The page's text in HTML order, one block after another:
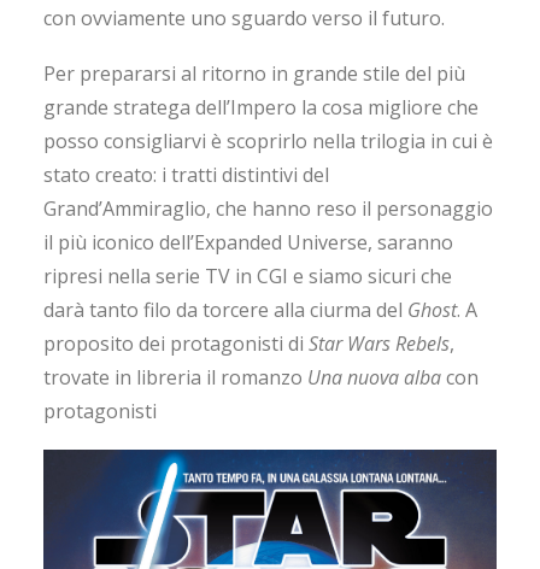
con ovviamente uno sguardo verso il futuro.
Per prepararsi al ritorno in grande stile del più
grande stratega dell’Impero la cosa migliore che
posso consigliarvi è scoprirlo nella trilogia in cui è
stato creato: i tratti distintivi del
Grand’Ammiraglio, che hanno reso il personaggio
il più iconico dell’Expanded Universe, saranno
ripresi nella serie TV in CGI e siamo sicuri che
darà tanto filo da torcere alla ciurma del Ghost. A
proposito dei protagonisti di Star Wars Rebels,
trovate in libreria il romanzo Una nuova albacon
protagonisti